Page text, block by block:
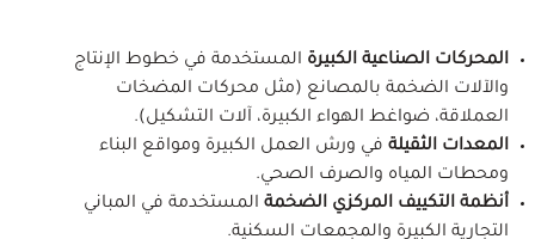
المحركات الصناعية الكبيرة المستخدمة في خطوط الإنتاج
والآلات الضخمة بالمصانع (مثل محركات المضخات
العملاقة، ضواغط الهواء الكبيرة، آلات التشكيل).
المعدات الثقيلة في ورش العمل الكبيرة ومواقع البناء
ومحطات المياه والصرف الصحي.
أنظمة التكييف المركزي الضخمة المستخدمة في المباني
التجارية الكبيرة والمجمعات السكنية.